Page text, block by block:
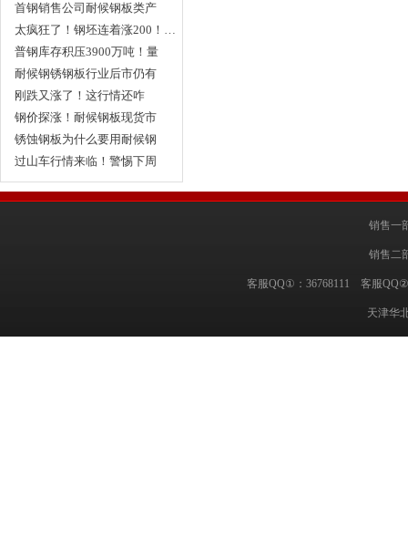
货…
首钢销售公司耐候钢板类产
品…
太疯狂了！钢坯连着涨200！…
普钢库存积压3900万吨！量
这…
耐候钢锈钢板行业后市仍有
可…
刚跌又涨了！这行情还咋
干！…
钢价探涨！耐候钢板现货市
场…
锈蚀钢板为什么要用耐候钢
板…
过山车行情来临！警惕下周
耐…
销售一
销售二
客服QQ①：36768111 客服
天津华